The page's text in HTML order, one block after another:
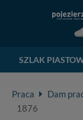
SZLAK
Praca Dam
1876